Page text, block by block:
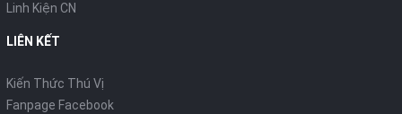
Linh Kiện CN
LIÊN KẾT
Kiến Thức Thú Vị
Fanpage Facebook